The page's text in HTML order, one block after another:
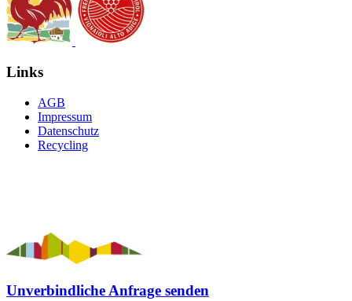
Links
AGB
Impressum
Datenschutz
Recycling
Unverbindliche Anfrage senden